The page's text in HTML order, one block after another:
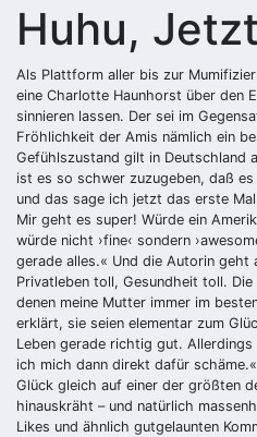
Huhu,
Als Plattform aller bis zur
eine Charlotte Haunhorst über den
sinnieren lassen. Der sei im
Fröhlichkeit der Amis nämlich ein
Gefühlszustand gilt in Deutschland
ist es so schwer zuzugeben, daß
und das sage ich jetzt das erste
Mir geht es super! Würde ein
würde nicht ›fine‹ sondern
gerade alles.« Und die Autorin geht
Privatleben toll, Gesundheit toll.
denen meine Mutter immer im
erklärt, sie seien elementar zum
Leben gerade richtig gut.
ich mich dann direkt dafür
Glück gleich auf einer der größten
hinauskräht – und natürlich
Likes und ähnlich gutgelaunten